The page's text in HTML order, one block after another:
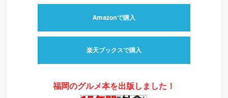
Amazonで購入
楽天ブックスで購入
福岡のグルメ本を出版しました！